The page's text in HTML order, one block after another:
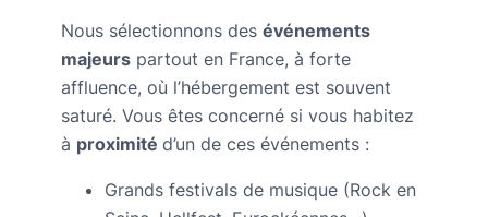
Nous sélectionnons desévénements
majeurs partout en France, à forte
affluence, où l’hébergement est souvent
saturé. Vous êtes concerné si vous habitez
à proximitéd’un de ces événements :
Grands festivals de musique (Rock en